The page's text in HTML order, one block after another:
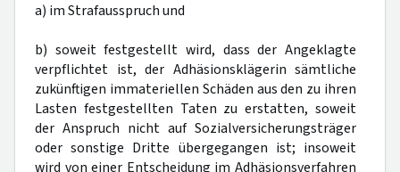
a) im Strafausspruch und
b) soweit festgestellt wird, dass der Angeklagte
verpflichtet ist, der Adhäsionsklägerin sämtliche
zukünftigen immateriellen Schäden aus den zu ihren
Lasten festgestellten Taten zu erstatten, soweit
der Anspruch nicht auf Sozialversicherungsträger
oder sonstige Dritte übergegangen ist; insoweit
wird von einer Entscheidung im Adhäsionsverfahren